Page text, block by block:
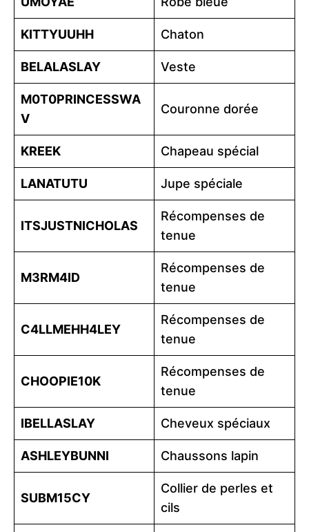
KITTYUUHH Chaton
BELALASLAY Veste
M0T0PRINCESSWA
V
Couronne dorée
KREEK Chapeau spécial
LANATUTU Jupe spéciale
ITSJUSTNICHOLAS
Récompenses de
tenue
M3RM4ID
Récompenses de
tenue
C4LLMEHH4LEY
Récompenses de
tenue
CHOOPIE10K
Récompenses de
tenue
IBELLASLAY Cheveux spéciaux
ASHLEYBUNNI Chaussons lapin
SUBM15CY
Collier de perles et
cils